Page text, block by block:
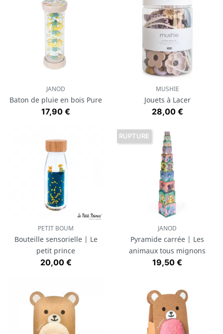
JANOD
Baton de pluie en bois Pure
Prix
17,90 €
MUSHIE
Jouets à Lacer
Prix
28,00 €
PETIT BOUM
Bouteille sensorielle | Le
petit prince
Prix
20,00 €
JANOD
Pyramide carrée | Les
animaux tous mignons
Prix
19,50 €
RUPTURE